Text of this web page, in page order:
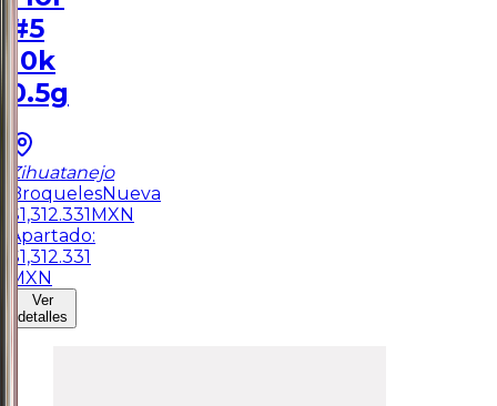
#5
10k
0.5g
Zihuatanejo
BroquelesNueva
$1,312.331MXN
Apartado:
$1,312.331
MXN
Ver
detalles